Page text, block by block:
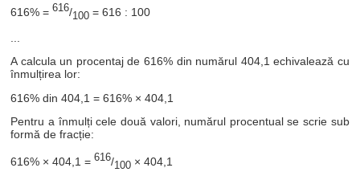
616% =616/100 = 616 : 100
...
A calcula un procentaj de 616% din numărul 404,1 echivalează cu
înmulțirea lor:
616% din 404,1 = 616% × 404,1
Pentru a înmulți cele două valori, numărul procentual se scrie sub
formă de fracție:
616% × 404,1 =616/100 × 404,1